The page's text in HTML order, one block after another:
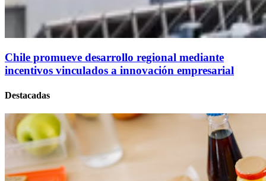
Chile promueve desarrollo regional mediante
incentivos vinculados a innovación empresarial
Destacadas